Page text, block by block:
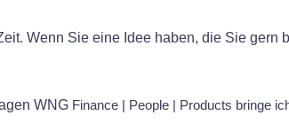
Wenn Sie eine Idee haben, die Sie
WNG Finance | People | Products bringe